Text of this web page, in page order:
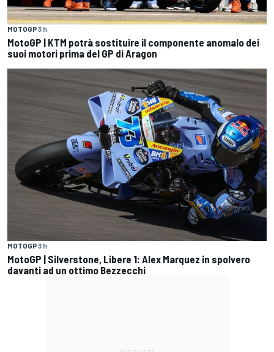
MOTOGP3 h
MotoGP | KTM potrà sostituire il componente anomalo dei
suoi motori prima del GP di Aragon
MOTOGP3 h
MotoGP | Silverstone, Libere 1: Alex Marquez in spolvero
davanti ad un ottimo Bezzecchi